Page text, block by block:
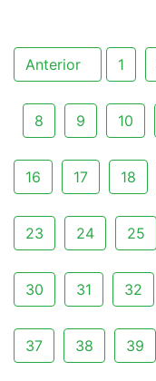
Anterior 1
8 9 10
16 17 18
23 24 25
30 31 32
37 38 39